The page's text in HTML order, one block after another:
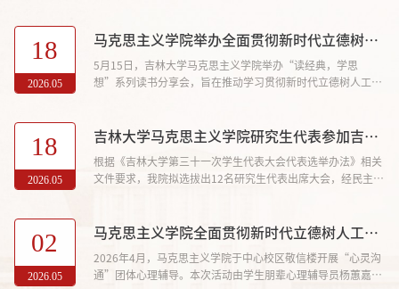
理解。陈硕、宋璇、马梦琦、陈文莉四位同学作主题分享，学
克思的精神品格与新时代青年理论素养提升研究”为题，分析
青年马克思的核心精神...
18
2026.05
马克思主义学院举办全面贯彻新时代立德树人工程之读书分享会（2026年第2期）
5月15日，吉林大学马克思主义学院举办“读经典，学思
想”系列读书分享会，旨在推动学习贯彻新时代立德树人工程
及数十名本、硕、博学生参加活动。张岩磊以《费尔巴哈论》
斯写作《费尔巴哈论》旨在清算德国古典哲学遗产、回应当时
错误的社会思潮，是对马克...
18
2026.05
吉林大学马克思主义学院研究生代表参加吉林大学第三十一次学生代表大会名单公示
根据《吉林大学第三十一次学生代表大会代表选举办法》相关
文件要求，我院拟选拔出12名研究生代表出席大会，经民主投
2024821024于福星2024821058白姝琪2024822001毛小文
2025822012陈蓥2025822090施杨2025822104姚勃旭 高教
所：2024962002高蝶2024962001曹思怡20259620...
02
2026.05
马克思主义学院全面贯彻新时代立德树人工程之“心灵沟通”主题班会活动（2026年第1期）
2026年4月，马克思主义学院于中心校区敬信楼开展“心灵沟
通”团体心理辅导。本次活动由学生朋辈心理辅导员杨蕙嘉主